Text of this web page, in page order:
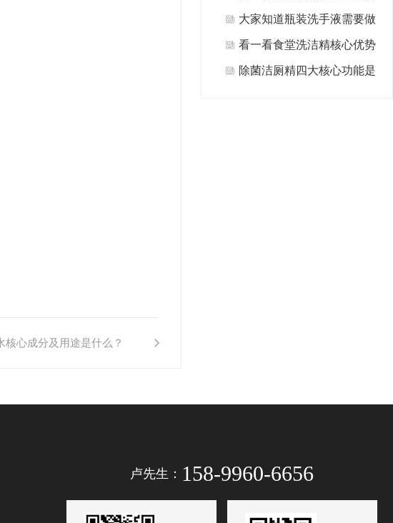
核心成分及用途是什么？
用途有哪些？
大家知道瓶装洗手液需要做
哪些日常清洁保养吗？
看一看食堂洗洁精核心优势
是什么？
除菌洁厕精四大核心功能是
卢先生： 158-9960-6656